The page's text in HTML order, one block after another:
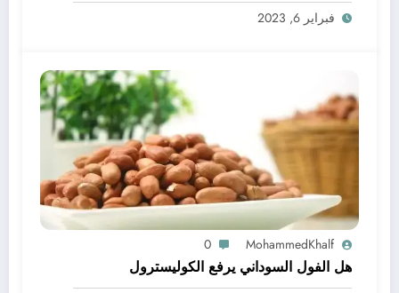
فبراير 6, 2023
MohammedKhalf
0
هل الفول السوداني يرفع الكوليسترول